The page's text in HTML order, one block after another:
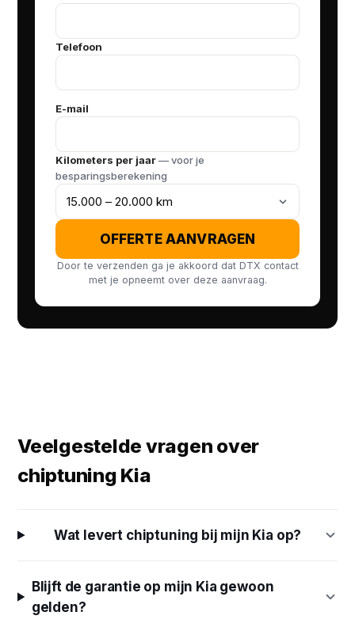
Telefoon
E-mail
Kilometers per jaar— voor je
besparingsberekening
OFFERTE AANVRAGEN
Door te verzenden ga je akkoord dat DTX contact
met je opneemt over deze aanvraag.
Veelgestelde vragen over
chiptuning Kia
Wat levert chiptuning bij mijn Kia op?
Blijft de garantie op mijn Kia gewoon
gelden?